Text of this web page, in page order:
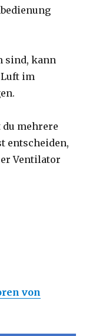
sind, kann
im
mehrere
entscheiden,
Ventilator
von